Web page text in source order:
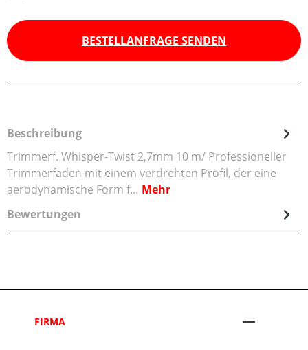
BESTELLANFRAGE SENDEN
Beschreibung
Trimmerf. Whisper-Twist 2,7mm 10 m/ Professioneller
Trimmerfaden mit einem verdrehten Profil, der eine
aerodynamische Form f… Mehr
Bewertungen
FIRMA